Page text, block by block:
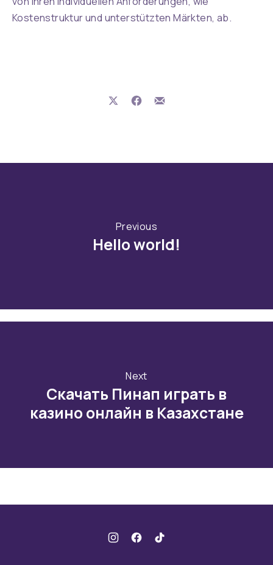
Kostenstruktur und unterstützten Märkten, ab.
Share on XShare on Facebook
Share by Email
Previous
Hello world!
Next
Скачать Пинап играть в
казино онлайн в Казахстане
New Window
New Window
New Window